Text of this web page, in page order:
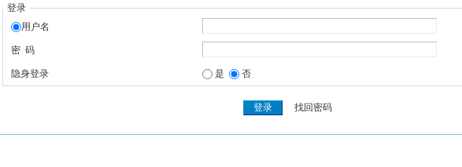
登录
用户名
密 码
隐身登录 是 否
找回密码